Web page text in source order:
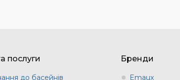
послуги
до басейнів
Бренди
Emaux